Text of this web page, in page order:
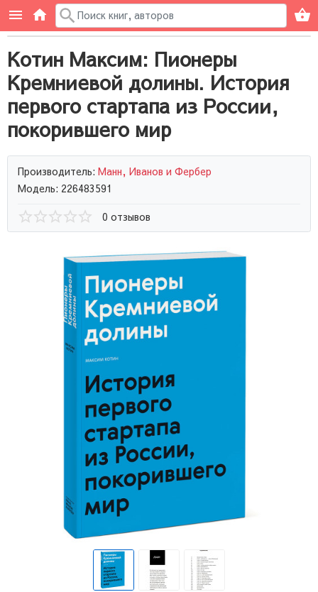
Котин Максим: Пионеры
Кремниевой долины. История
первого стартапа из России,
покорившего мир
Производитель: Манн, Иванов и Фербер
Модель: 226483591
0 отзывов